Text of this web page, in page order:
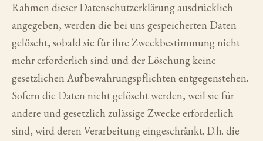
Rahmen dieser Datenschutzerklärung ausdrücklich
angegeben, werden die bei uns gespeicherten Daten
gelöscht, sobald sie für ihre Zweckbestimmung nicht
mehr erforderlich sind und der Löschung keine
gesetzlichen Aufbewahrungspflichten entgegenstehen.
Sofern die Daten nicht gelöscht werden, weil sie für
andere und gesetzlich zulässige Zwecke erforderlich
sind, wird deren Verarbeitung eingeschränkt. D.h. die